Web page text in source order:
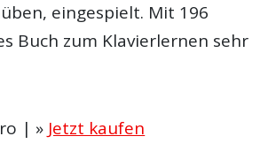
eingespielt. Mit 196
Buch zum Klavierlernen sehr
| » Jetzt kaufen